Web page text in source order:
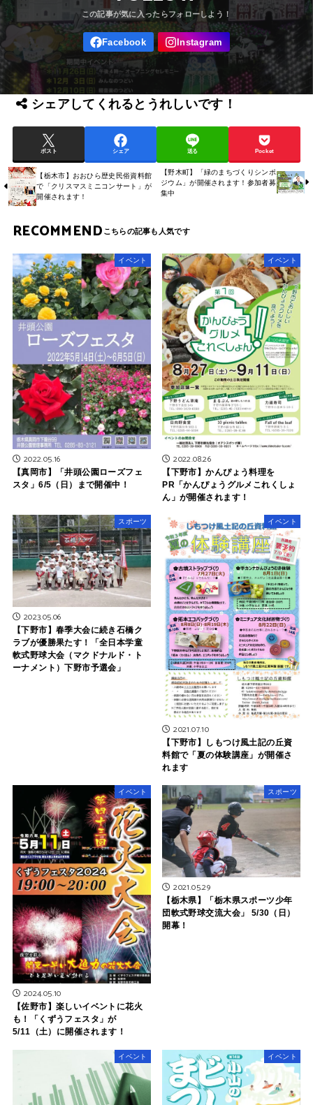
シェアしてくれるとうれしいです！
ポスト シェア 送る Pocket
【栃木市】おおひら歴史民俗資料館
で「クリスマスミニコンサート」が
開催されます！
【野木町】「緑のまちづくりシンポ
ジウム」が開催されます！参加者募
集中
RECOMMEND
イベント
2022.05.16
【真岡市】「井頭公園ローズフェ
スタ」6/5（日）まで開催中！
イベント
2022.08.26
【下野市】かんぴょう料理を
PR「かんぴょうグルメこれくしょ
ん」が開催されます！
スポーツ
2023.05.06
【下野市】春季大会に続き石橋ク
ラブが優勝果たす！「全日本学童
軟式野球大会（マクドナルド・ト
ーナメント）下野市予選会」
イベント
2021.07.10
【下野市】しもつけ風土記の丘資
料館で「夏の体験講座」が開催さ
れます
イベント
2024.05.10
【佐野市】楽しいイベントに花火
も！「くずうフェスタ」が
5/11（土）に開催されます！
スポーツ
2021.05.29
【栃木県】「栃木県スポーツ少年
団軟式野球交流大会」 5/30（日）
開幕！
イベント イベント